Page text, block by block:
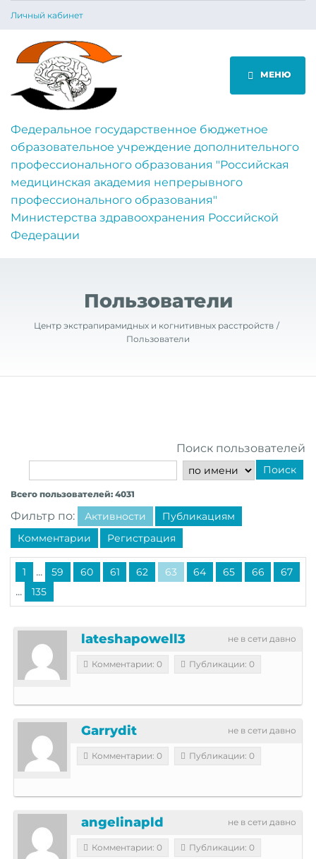
Личный кабинет
МЕНЮ
Федеральное государственное бюджетное
образовательное учреждение дополнительного
профессионального образования "Российская
медицинская академия непрерывного
профессионального образования"
Министерства здравоохранения Российской
Федерации
Пользователи
Центр экстрапирамидных и когнитивных расстройств
Пользователи
Поиск пользователей
Поиск
Всего пользователей: 4031
Фильтр по: Активности
Публикациям
Комментарии
Регистрация
1 ... 59 60 61 62 63 64 65 66 67
... 135
не в сети давно
lateshapowell3
Комментарии: 0 Публикации: 0
не в сети давно
Garrydit
Комментарии: 0 Публикации: 0
не в сети давно
angelinapld
Комментарии: 0 Публикации: 0